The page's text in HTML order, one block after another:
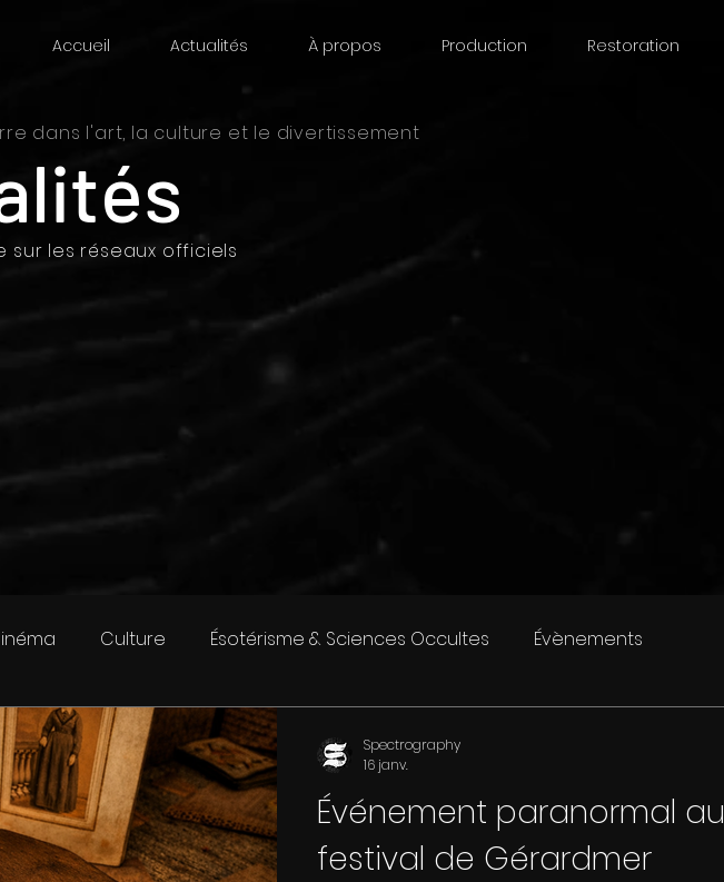
Accueil Actualités À propos Production Restoration
dans l'art, la culture et le divertissement
sur les réseaux officiels
Culture Ésotérisme & Sciences Occultes Évènements
Shopping Livre
Événement paranormal au
festival de Gérardmer
Spectrography
16 janv.